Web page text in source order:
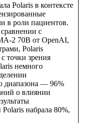
Polaris в контексте
в роли пациентов.
с
2 70B от OpenAI,
Polaris
точки зрения
немного
диапазона — 96%
о влиянии
набрала 80%,